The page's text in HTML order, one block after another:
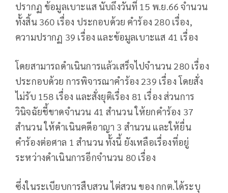
ปรากฏ ข้อมูลเบาะแส นับถึงวันที่ 15 พ.ย.66 จำนวน
ทั้งสิ้น 360 เรื่อง ประกอบด้วย คำร้อง 280 เรื่อง,
ความปรากฏ 39 เรื่อง และข้อมูลเบาะแส 41 เรื่อง
โดยสามารถดำเนินการแล้วเสร็จไปจำนวน 280 เรื่อง
ประกอบด้วย การพิจารณาคำร้อง 239 เรื่อง โดยสั่ง
ไม่รับ 158 เรื่อง และสั่งยุติเรื่อง 81 เรื่อง ส่วนการ
วินิจฉัยชี้ขาดจำนวน 41 สำนวน ให้ยกคำร้อง 37
สำนวน ให้ดำเนินคดีอาญา 3 สำนวน และให้ยื่น
คำร้องต่อศาล 1 สำนวน ทั้งนี้ ยังเหลือเรื่องที่อยู่
ระหว่างดำเนินการอีกจำนวน 80 เรื่อง
ซึ่งในระเบียบการสืบสวน ไต่สวน ของ กกต.ได้ระบุ